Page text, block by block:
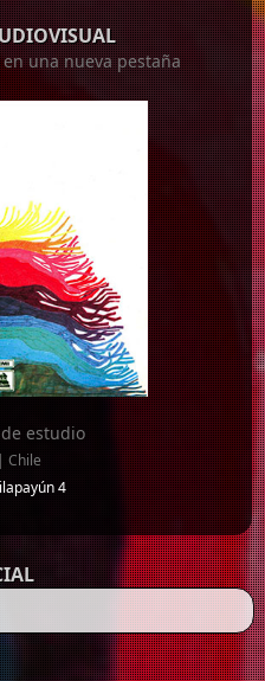
una nueva pestaña
estudio
Chile
4